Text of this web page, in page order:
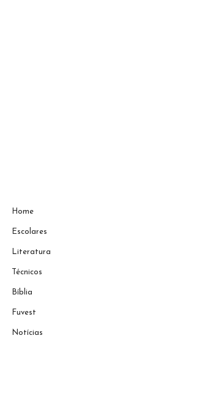
Home
Escolares
Literatura
Técnicos
Bíblia
Fuvest
Notícias